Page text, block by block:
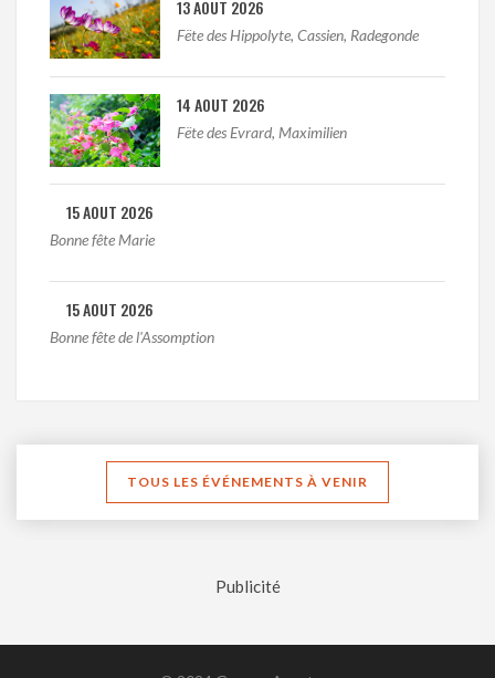
13 AOUT 2026
Fëte des Hippolyte, Cassien, Radegonde
14 AOUT 2026
Fëte des Evrard, Maximilien
15 AOUT 2026
Bonne fête Marie
15 AOUT 2026
Bonne fête de l'Assomption
TOUS LES ÉVÉNEMENTS À VENIR
Publicité